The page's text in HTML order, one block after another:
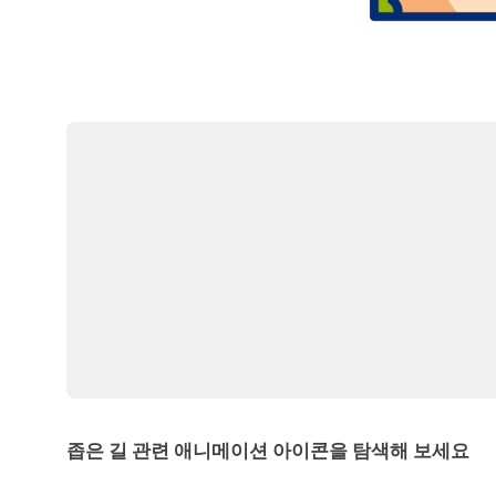
좁은 길 관련 애니메이션 아이콘을 탐색해 보세요